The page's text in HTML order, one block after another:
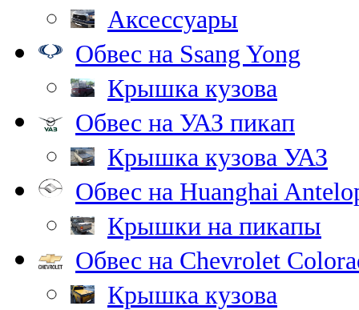
Аксессуары
Обвес на Ssang Yong
Крышка кузова
Обвес на УАЗ пикап
Крышка кузова УАЗ
Обвес на Huanghai
Крышки на пикапы
Обвес на Chevrolet
Крышка кузова